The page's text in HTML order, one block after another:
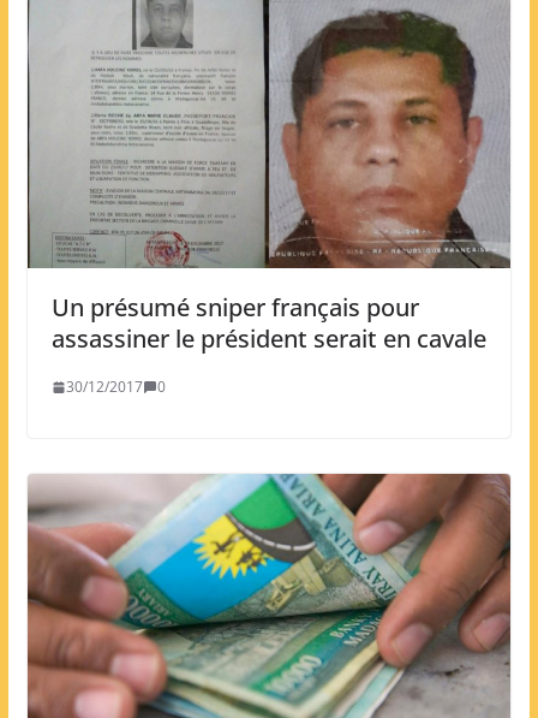
Un présumé sniper français pour
assassiner le président serait en cavale
30/12/2017 0